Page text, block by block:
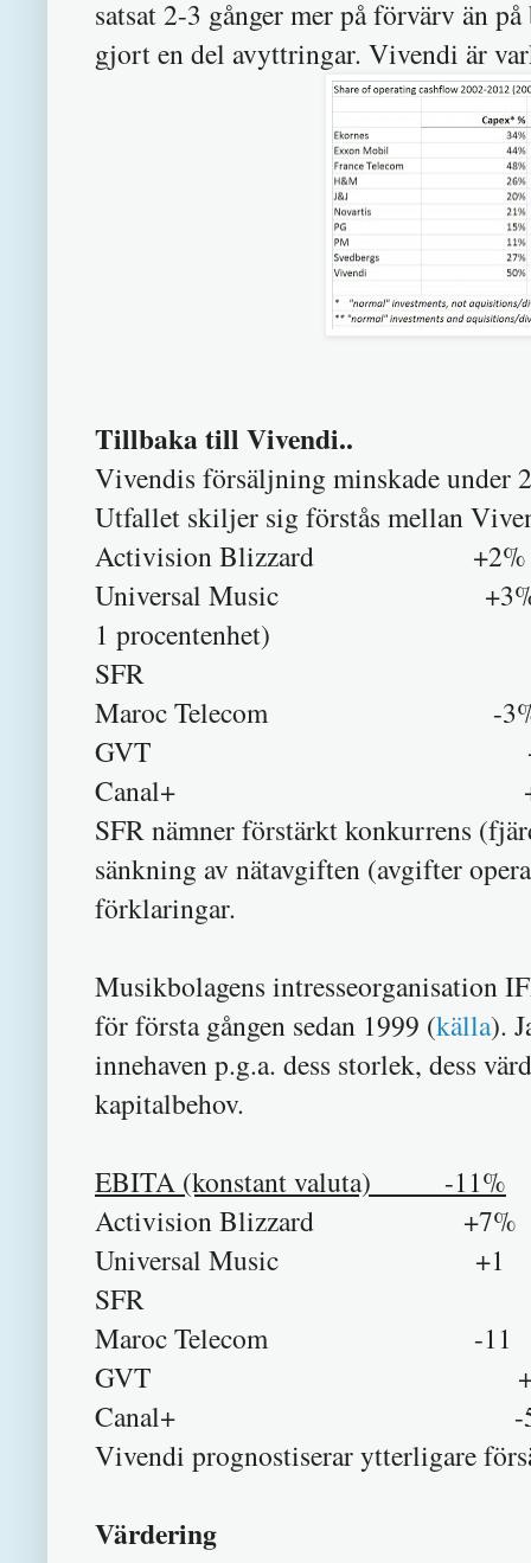
satsat 2-3 gånger mer på förvärv än
gjort en del avyttringar. Vivendi är
Tillbaka till Vivendi..
Vivendis försäljning minskade under
Utfallet skiljer sig förstås mellan
Activision Blizzard +2%
Universal Music +3% (varav
1 procentenhet)
SFR -
Maroc Telecom -
GVT
Canal+
SFR nämner förstärkt konkurrens
sänkning av nätavgiften (avgifter
förklaringar.
Musikbolagens intresseorganisation
för första gången sedan 1999 (källa).
innehaven p.g.a. dess storlek, dess
kapitalbehov.
EBITA (konstant valuta) -11%
Activision Blizzard +7%
Universal Music +1
SFR -
Maroc Telecom -11
GVT
Canal+ -
Vivendi prognostiserar ytterligare
Värdering